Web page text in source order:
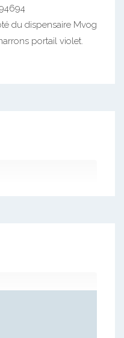
du dispensaire Mvog
portail violet.